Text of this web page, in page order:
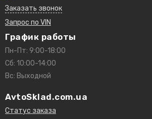
Заказать звонок
Запрос по VIN
График работы
Пн-Пт: 9:00-18:00
Сб: 10:00-14:00
Вс: Выходной
AvtoSklad.com.ua
Статус заказа